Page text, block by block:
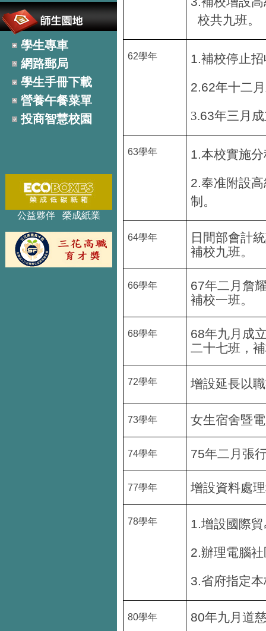
學生專車
網路郵局
學生手冊下載
營養午餐菜單
投商智慧校園
公益夥伴 榮成紙業
校共九班。
62學年 1.補校停止
2.62年十二
3.63年三月
63學年 1.本校實施
2.奉准附設
制。
64學年
日間部會計
補校九班。
66學年 67年二月詹
補校一班。
68學年 68年九月成
二十七班，
72學年 增設延長以
73學年 女生宿舍暨
74學年 75年二月張
77學年 增設資料處
78學年 1.增設國際
2.辦理電腦
3.省府指定
80學年 80年九月道